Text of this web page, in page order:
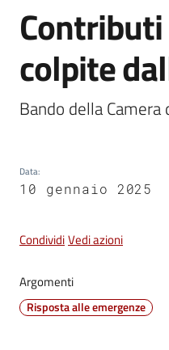
Amministrazione
Novità
Vivere
Maggiore
Salta al contenuto
colpite
Bando della
Data:
10 gennaio 2025
CondividiVedi azioni
Argomenti
Risposta alle emergenze